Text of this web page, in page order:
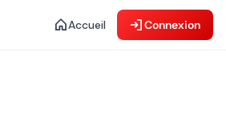
Accueil Connexion